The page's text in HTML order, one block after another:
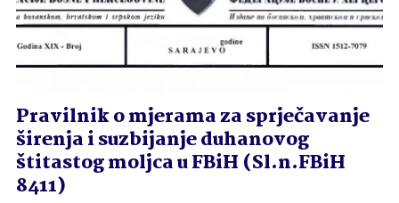
Pravilnik o mjerama za sprječavanje
širenja i suzbijanje duhanovog
štitastog moljca u FBiH (Sl.n.FBiH
8411)